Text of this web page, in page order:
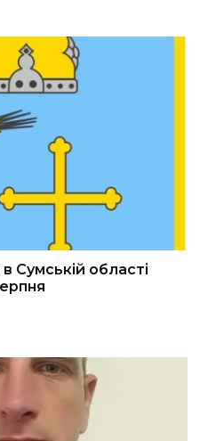
Сумській області